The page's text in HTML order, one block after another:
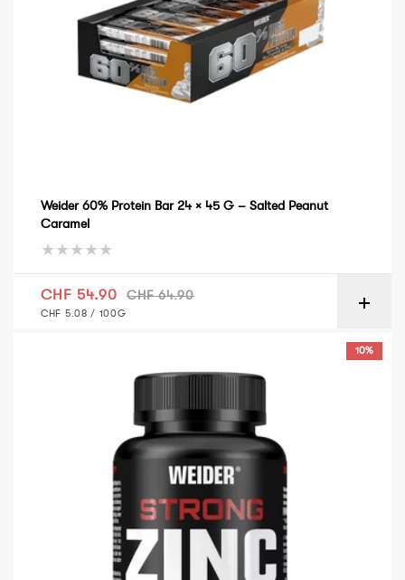
Weider 60% Protein Bar 24 × 45 G – Salted Peanut
Caramel
CHF 64.90
Verkaufspreis
CHF 54.90
GRUNDPREIS
CHF 5.08 / PRO
100G
10%